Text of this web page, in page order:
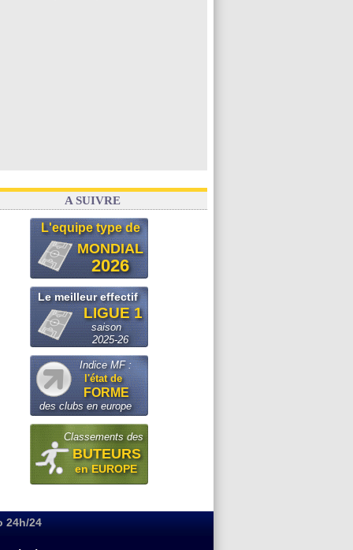
A SUIVRE
L'equipe type de
MONDIAL
2026
Le meilleur effectif
LIGUE 1
saison
2025-26
Indice MF :
l'état de
FORME
des clubs en europe
Classements des
BUTEURS
en EUROPE
24h/24